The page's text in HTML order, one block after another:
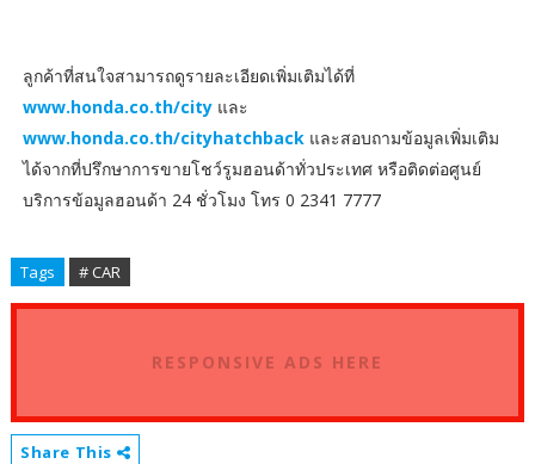
ลูกค้าที่สนใจสามารถดูรายละเอียดเพิ่มเติมได้ที่
www.honda.co.th/cityและ
www.honda.co.th/cityhatchbackและสอบถามข้อมูลเพิ่มเติม
ได้จากที่ปรึกษาการขายโชว์รูมฮอนด้าทั่วประเทศ หรือติดต่อศูนย์
บริการข้อมูลฮอนด้า 24 ชั่วโมง โทร 0 2341 7777
Tags # CAR
RESPONSIVE ADS HERE
Share This